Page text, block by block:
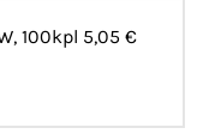
100kpl 5,05 €